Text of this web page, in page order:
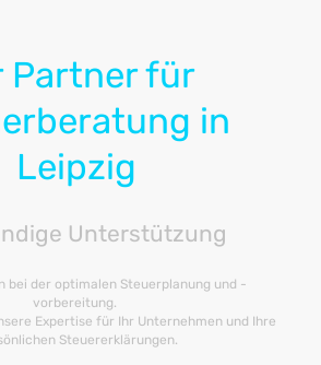
Partner für
in
Leipzig
Unterstützung
bei der optimalen Steuerplanung und -
vorbereitung.
Expertise für Ihr Unternehmen und Ihre
Steuererklärungen.